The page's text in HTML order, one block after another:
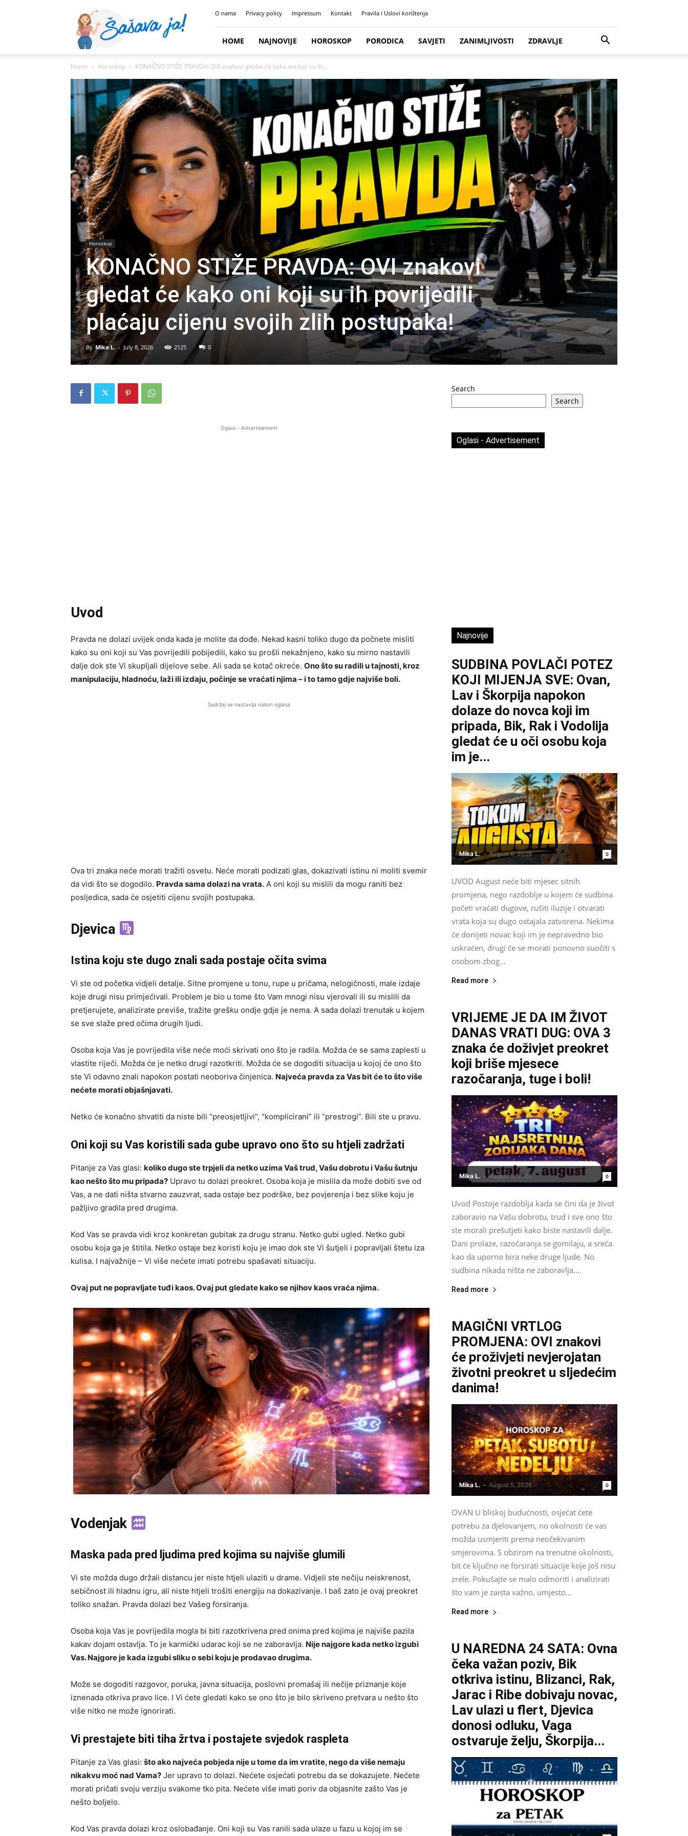
Ja
O nama Privacy policy Impressum Kontakt Pravila i Uslovi korištenja
HOME NAJNOVIJE HOROSKOP PORODICA SAVJETI ZANIMLJIVOSTI ZDRAVLJE
Home Horoskop KONAČNO STIŽE PRAVDA: OVI znakovi gledat će kako oni koji su ih...
Horoskop
KONAČNO STIŽE PRAVDA: OVI znakovi
gledat će kako oni koji su ih povrijedili
plaćaju cijenu svojih zlih postupaka!
By Mika L. - July 8, 2026 2125 0
Oglasi - Advertisement
Uvod
Pravda ne dolazi uvijek onda kada je molite da dođe. Nekad kasni toliko dugo da počnete misliti
kako su oni koji su Vas povrijedili pobijedili, kako su prošli nekažnjeno, kako su mirno nastavili
dalje dok ste Vi skupljali dijelove sebe. Ali sada se kotač okreće. Ono što su radili u tajnosti, kroz
manipulaciju, hladnoću, laži ili izdaju, počinje se vraćati njima – i to tamo gdje najviše boli.
Sadržaj se nastavlja nakon oglasa
Ova tri znaka neće morati tražiti osvetu. Neće morati podizati glas, dokazivati istinu ni moliti svemir
da vidi što se dogodilo. Pravda sama dolazi na vrata. A oni koji su mislili da mogu raniti bez
posljedica, sada će osjetiti cijenu svojih postupaka.
Djevica
Istina koju ste dugo znali sada postaje očita svima
Vi ste od početka vidjeli detalje. Sitne promjene u tonu, rupe u pričama, nelogičnosti, male izdaje
koje drugi nisu primjećivali. Problem je bio u tome što Vam mnogi nisu vjerovali ili su mislili da
pretjerujete, analizirate previše, tražite grešku ondje gdje je nema. A sada dolazi trenutak u kojem
se sve slaže pred očima drugih ljudi.
Osoba koja Vas je povrijedila više neće moći skrivati ono što je radila. Možda će se sama zaplesti u
vlastite riječi. Možda će je netko drugi razotkriti. Možda će se dogoditi situacija u kojoj će ono što
ste Vi odavno znali napokon postati neoboriva činjenica. Najveća pravda za Vas bit će to što više
nećete morati objašnjavati.
Netko će konačno shvatiti da niste bili “preosjetljivi”, “komplicirani” ili “prestrogi”. Bili ste u pravu.
Oni koji su Vas koristili sada gube upravo ono što su htjeli zadržati
Pitanje za Vas glasi: koliko dugo ste trpjeli da netko uzima Vaš trud, Vašu dobrotu i Vašu šutnju
kao nešto što mu pripada? Upravo tu dolazi preokret. Osoba koja je mislila da može dobiti sve od
Vas, a ne dati ništa stvarno zauzvrat, sada ostaje bez podrške, bez povjerenja i bez slike koju je
pažljivo gradila pred drugima.
Kod Vas se pravda vidi kroz konkretan gubitak za drugu stranu. Netko gubi ugled. Netko gubi
osobu koja ga je štitila. Netko ostaje bez koristi koju je imao dok ste Vi šutjeli i popravljali štetu iza
kulisa. I najvažnije – Vi više nećete imati potrebu spašavati situaciju.
Ovaj put ne popravljate tuđi kaos. Ovaj put gledate kako se njihov kaos vraća njima.
Vodenjak
Maska pada pred ljudima pred kojima su najviše glumili
Vi ste možda dugo držali distancu jer niste htjeli ulaziti u drame. Vidjeli ste nečiju neiskrenost,
sebičnost ili hladnu igru, ali niste htjeli trošiti energiju na dokazivanje. I baš zato je ovaj preokret
toliko snažan. Pravda dolazi bez Vašeg forsiranja.
Osoba koja Vas je povrijedila mogla bi biti razotkrivena pred onima pred kojima je najviše pazila
kakav dojam ostavlja. To je karmički udarac koji se ne zaboravlja. Nije najgore kada netko izgubi
Vas. Najgore je kada izgubi sliku o sebi koju je prodavao drugima.
Može se dogoditi razgovor, poruka, javna situacija, poslovni promašaj ili nečije priznanje koje
iznenada otkriva pravo lice. I Vi ćete gledati kako se ono što je bilo skriveno pretvara u nešto što
više nitko ne može ignorirati.
Vi prestajete biti tiha žrtva i postajete svjedok raspleta
Pitanje za Vas glasi: što ako najveća pobjeda nije u tome da im vratite, nego da više nemaju
nikakvu moć nad Vama? Jer upravo to dolazi. Nećete osjećati potrebu da se dokazujete. Nećete
morati pričati svoju verziju svakome tko pita. Nećete više imati poriv da objasnite zašto Vas je
nešto boljelo.
Kod Vas pravda dolazi kroz oslobađanje. Oni koji su Vas ranili sada ulaze u fazu u kojoj im se
Search
Search
Oglasi - Advertisement
Najnovije
SUDBINA POVLAČI POTEZ
KOJI MIJENJA SVE: Ovan,
Lav i Škorpija napokon
dolaze do novca koji im
pripada, Bik, Rak i Vodolija
gledat će u oči osobu koja
im je...
Mika L. - August 6, 2026 0
UVOD August neće biti mjesec sitnih
promjena, nego razdoblje u kojem će sudbina
početi vraćati dugove, rušiti iluzije i otvarati
vrata koja su dugo ostajala zatvorena. Nekima
će donijeti novac koji im je nepravedno bio
uskraćen, drugi će se morati ponovno suočiti s
osobom zbog...
Read more
VRIJEME JE DA IM ŽIVOT
DANAS VRATI DUG: OVA 3
znaka će doživjet preokret
koji briše mjesece
razočaranja, tuge i boli!
Mika L. - August 5, 2026 0
Uvod Postoje razdoblja kada se čini da je život
zaboravio na Vašu dobrotu, trud i sve ono što
ste morali prešutjeti kako biste nastavili dalje.
Dani prolaze, razočaranja se gomilaju, a sreća
kao da uporno bira neke druge ljude. No
sudbina nikada ništa ne zaboravlja....
Read more
MAGIČNI VRTLOG
PROMJENA: OVI znakovi
će proživjeti nevjerojatan
životni preokret u sljedećim
danima!
Mika L. - August 5, 2026 0
OVAN U bliskoj budućnosti, osjećat ćete
potrebu za djelovanjem, no okolnosti će vas
možda usmjeriti prema neočekivanim
smjerovima. S obzirom na trenutne okolnosti,
bit će ključno ne forsirati situacije koje još nisu
zrele. Pokušajte se malo odmoriti i analizirati
što vam je zaista važno, umjesto...
Read more
U NAREDNA 24 SATA: Ovna
čeka važan poziv, Bik
otkriva istinu, Blizanci, Rak,
Jarac i Ribe dobivaju novac,
Lav ulazi u flert, Djevica
donosi odluku, Vaga
ostvaruje želju, Škorpija...